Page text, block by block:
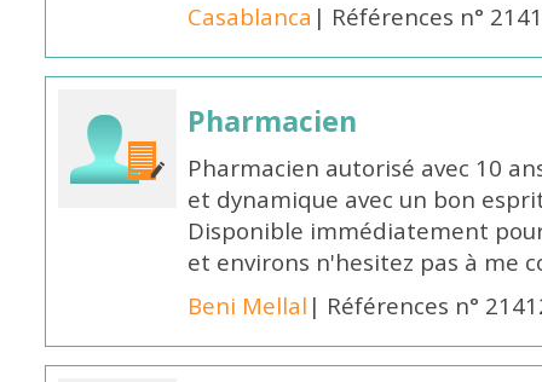
Casablanca | Références n°
Pharmacien
Pharmacien autorisé avec 10
et dynamique avec un bon
Disponible immédiatement
et environs n'hesitez pas à me
Beni Mellal | Références n°